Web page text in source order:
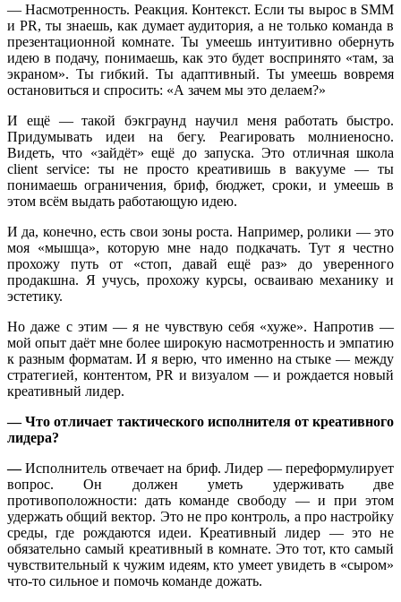
— Насмотренность. Реакция. Контекст. Если ты вырос в SMM
и PR, ты знаешь, как думает аудитория, а не только команда в
презентационной комнате. Ты умеешь интуитивно обернуть
идею в подачу, понимаешь, как это будет воспринято «там, за
экраном». Ты гибкий. Ты адаптивный. Ты умеешь вовремя
остановиться и спросить: «А зачем мы это делаем?»
И ещё — такой бэкграунд научил меня работать быстро.
Придумывать идеи на бегу. Реагировать молниеносно.
Видеть, что «зайдёт» ещё до запуска. Это отличная школа
client service: ты не просто креативишь в вакууме — ты
понимаешь ограничения, бриф, бюджет, сроки, и умеешь в
этом всём выдать работающую идею.
И да, конечно, есть свои зоны роста. Например, ролики — это
моя «мышца», которую мне надо подкачать. Тут я честно
прохожу путь от «стоп, давай ещё раз» до уверенного
продакшна. Я учусь, прохожу курсы, осваиваю механику и
эстетику.
Но даже с этим — я не чувствую себя «хуже». Напротив —
мой опыт даёт мне более широкую насмотренность и эмпатию
к разным форматам. И я верю, что именно на стыке — между
стратегией, контентом, PR и визуалом — и рождается новый
креативный лидер.
— Что отличает тактического исполнителя от креативного
лидера?
—Исполнитель отвечает на бриф. Лидер — переформулирует
вопрос. Он должен уметь удерживать две
противоположности: дать команде свободу — и при этом
удержать общий вектор. Это не про контроль, а про настройку
среды, где рождаются идеи. Креативный лидер — это не
обязательно самый креативный в комнате. Это тот, кто самый
чувствительный к чужим идеям, кто умеет увидеть в «сыром»
что-то сильное и помочь команде дожать.